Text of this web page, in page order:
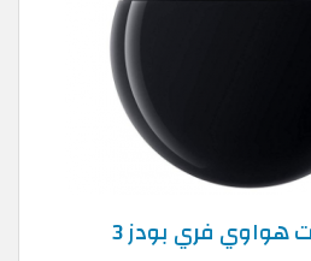
هواوي فري بودز 3